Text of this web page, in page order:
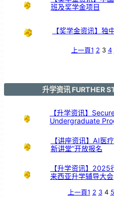
班及奖学金项目
【奖学金资讯】独
上一頁1 2 3 4
升学资讯 FURTHER
【升学资讯】
Undergraduate
【讲座资讯】AI医
新讲堂”开放报名
【升学资讯】
来西亚升学辅导大会
上一頁1 2 3 4 5